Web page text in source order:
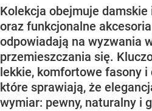
Kolekcja obejmuje
oraz funkcjonalne
odpowiadają na wyzwania
przemieszczania się.
lekkie, komfortowe fasony
które sprawiają, że
wymiar: pewny, naturalny i